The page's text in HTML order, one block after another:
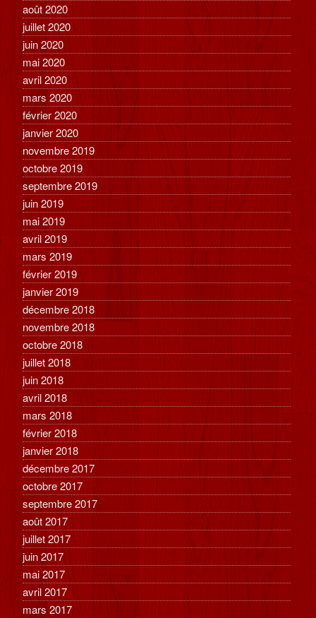
août 2020
juillet 2020
juin 2020
mai 2020
avril 2020
mars 2020
février 2020
janvier 2020
novembre 2019
octobre 2019
septembre 2019
juin 2019
mai 2019
avril 2019
mars 2019
février 2019
janvier 2019
décembre 2018
novembre 2018
octobre 2018
juillet 2018
juin 2018
avril 2018
mars 2018
février 2018
janvier 2018
décembre 2017
octobre 2017
septembre 2017
août 2017
juillet 2017
juin 2017
mai 2017
avril 2017
mars 2017